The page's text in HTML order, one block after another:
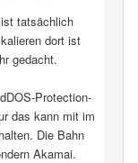
tatsächlich
dort ist
gedacht.
Protection-
das kann mit im
Die Bahn
Akamai.